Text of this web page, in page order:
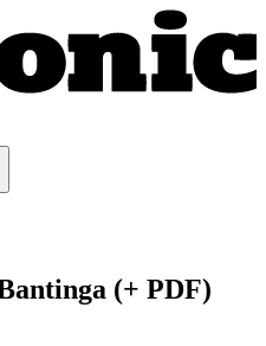
(+ PDF)